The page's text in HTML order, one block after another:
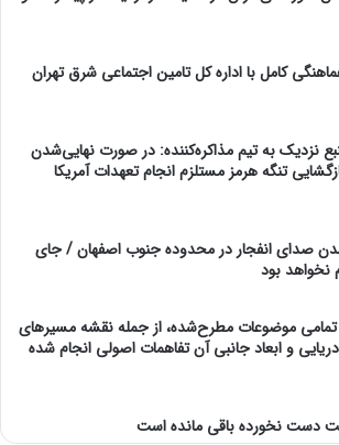
کامل با اداره کل تامین اجتماعی شرق تهران
نزدیک به تیم مذاکره‌کننده: در صورت نهایی‌شدن
تنگه هرمز مستلزم انجام تعهدات آمریکا
صدای انفجار در محدوده جنوب اصفهان / جای
نخواهد بود
تمامی موضوعات مطرح‌شده، از جمله نقشه مسیرهای
و ابعاد جانبی آن تفاهمات اصولی انجام شده
دست نخورده باقی مانده است